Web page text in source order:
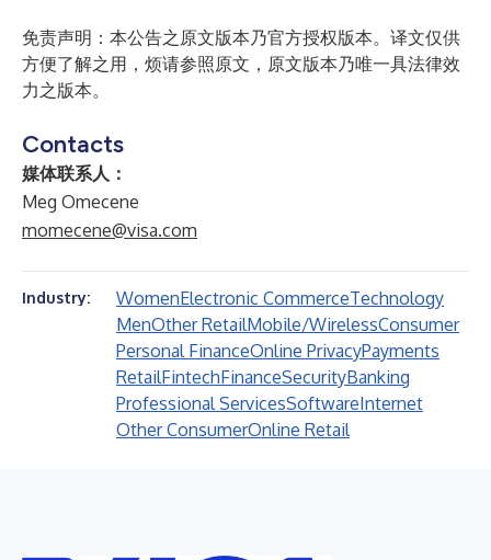
免责声明：本公告之原文版本乃官方授权版本。译文仅供
方便了解之用，烦请参照原文，原文版本乃唯一具法律效
力之版本。
Contacts
媒体联系人：
Meg Omecene
momecene@visa.com
Industry: WomenElectronic CommerceTechnology
MenOther RetailMobile/WirelessConsumer
Personal FinanceOnline PrivacyPayments
RetailFintechFinanceSecurityBanking
Professional ServicesSoftwareInternet
Other ConsumerOnline Retail